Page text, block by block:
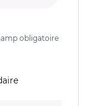
obligatoire